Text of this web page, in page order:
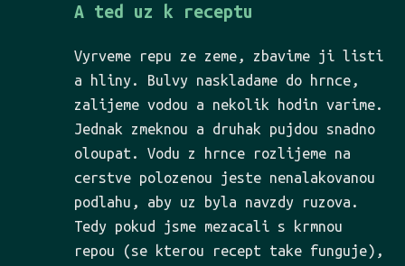
A ted uz k receptu
Vyrveme repu ze zeme, zbavime ji listi
a hliny. Bulvy naskladame do hrnce,
zalijeme vodou a nekolik hodin varime.
Jednak zmeknou a druhak pujdou snadno
oloupat. Vodu z hrnce rozlijeme na
cerstve polozenou jeste nenalakovanou
podlahu, aby uz byla navzdy ruzova.
Tedy pokud jsme mezacali s krmnou
repou (se kterou recept take funguje),